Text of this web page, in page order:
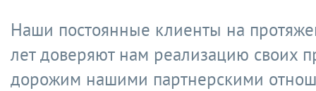
Наши постоянные клиенты на
лет доверяют нам реализацию своих
дорожим нашими партнерскими